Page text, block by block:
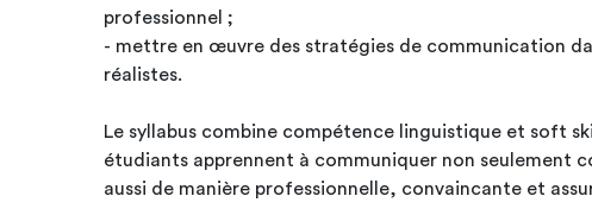
professionnel ;
- mettre en œuvre des stratégies de communication
réalistes.
Le syllabus combine compétence linguistique et soft
étudiants apprennent à communiquer non seulement
aussi de manière professionnelle, convaincante et